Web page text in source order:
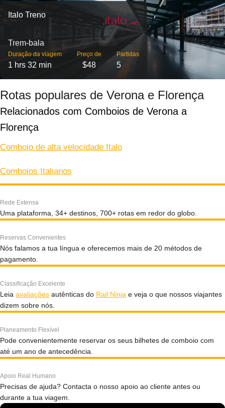
Italo Treno
Trem-bala
Duração da viagem
1 hrs 32 min
Preço de
$48
Partidas
5
Rotas populares de Verona e Florença
Relacionados com Comboios de Verona a
Florença
Comboio de alta velocidade Italo
Comboios Italianos
Rede Extensa
Uma plataforma, 34+ destinos, 700+ rotas em redor do globo.
Reservas Convenientes
Nós falamos a tua língua e oferecemos mais de 20 métodos de
pagamento.
Classificação Excelente
Leia avaliações autênticas do Rail Ninja e veja o que nossos viajantes
dizem sobre nós.
Planeamento Flexível
Pode convenientemente reservar os seus bilhetes de comboio com
até um ano de antecedência.
Apoio Real Humano
Precisas de ajuda? Contacta o nosso apoio ao cliente antes ou
durante a tua viagem.